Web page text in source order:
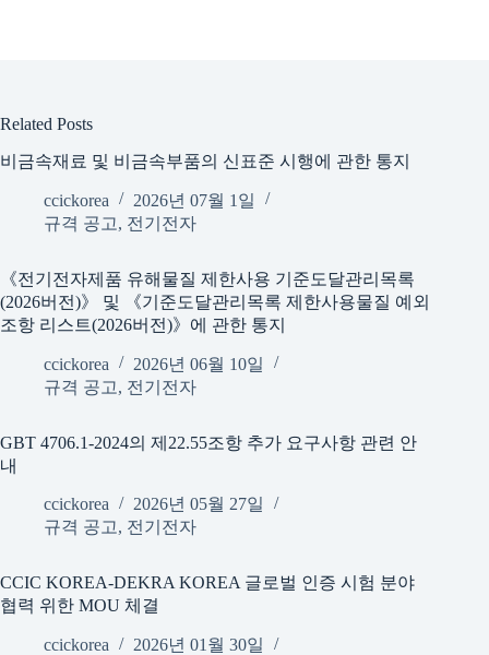
Related Posts
비금속재료 및 비금속부품의 신표준 시행에 관한 통지
ccickorea
2026년 07월 1일
규격 공고, 전기전자
《전기전자제품 유해물질 제한사용 기준도달관리목록
(2026버전)》 및 《기준도달관리목록 제한사용물질 예외
조항 리스트(2026버전)》에 관한 통지
ccickorea
2026년 06월 10일
규격 공고, 전기전자
GBT 4706.1-2024의 제22.55조항 추가 요구사항 관련 안
내
ccickorea
2026년 05월 27일
규격 공고, 전기전자
CCIC KOREA-DEKRA KOREA 글로벌 인증 시험 분야
협력 위한 MOU 체결
ccickorea
2026년 01월 30일